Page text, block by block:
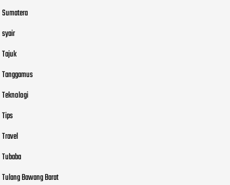
Sumatera
syair
Tajuk
Tanggamus
Teknologi
Tips
Travel
Tubaba
Tulang Bawang Barat